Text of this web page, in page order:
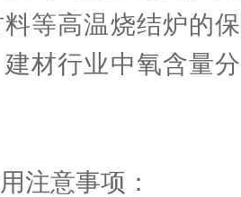
等高温烧结炉的
材行业中氧含量
意事项：